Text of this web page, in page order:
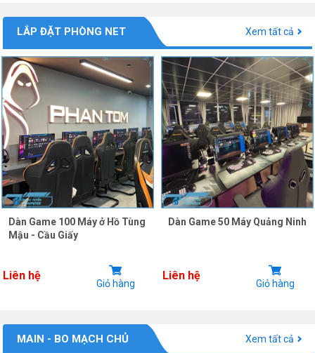
LẮP ĐẶT PHÒNG NET Xem tất cả
Dàn Game 100 Máy ở Hồ Tùng
Mậu - Cầu Giấy
Liên hệ
Giỏ hàng
Dàn Game 50 Máy Quảng Ninh
Liên hệ
Giỏ hàng
MAIN - BO MẠCH CHỦ Xem tất cả